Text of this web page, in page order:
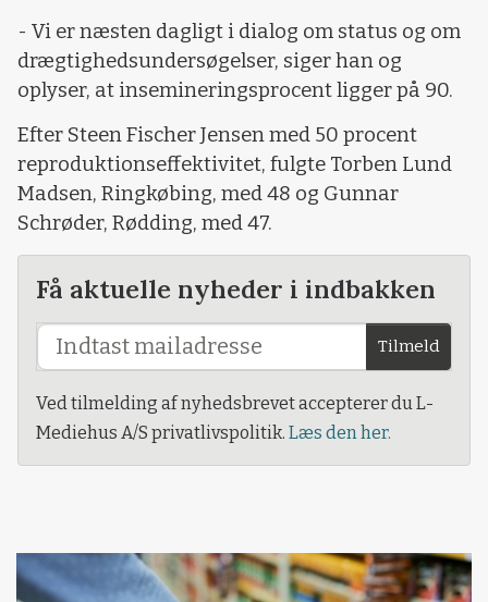
- Vi er næsten dagligt i dialog om status og om
drægtighedsundersøgelser, siger han og
oplyser, at insemineringsprocent ligger på 90.
Efter Steen Fischer Jensen med 50 procent
reproduktionseffektivitet, fulgte Torben Lund
Madsen, Ringkøbing, med 48 og Gunnar
Schrøder, Rødding, med 47.
Få aktuelle nyheder i indbakken
Tilmeld
Ved tilmelding af nyhedsbrevet accepterer du L-
Mediehus A/S privatlivspolitik. Læs den her.